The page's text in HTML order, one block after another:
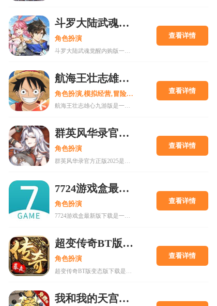
斗罗大陆武魂觉醒内购版
角色扮演
斗罗大陆武魂觉醒内购版一款最新公测的玄幻修仙手游，经典IP改编，游戏高度还原人物剧情，上线就送礼包，魂器魂环应有尽有，等级越高福利越多，收集角色搭配阵容，自动匹配真人玩家。18183手游网为您提供斗罗大陆武魂觉醒内购版下载。
查看详情
航海王壮志雄心九游版
角色扮演,模拟经营,冒险解谜
航海王壮志雄心九游版是一款腾讯魔方工作室制作的海贼王正版格斗手游，游戏玩法类似火影忍者手游，玩家可以在游戏中召集你喜欢的海贼王角色一起冒险，组建属于你的最强海贼团。游戏还原原作剧情故事，丰富的主线故事流程，再一次和草帽一伙踏上伟大航道。喜欢的快来18183下载吧~
查看详情
群英风华录官方正版2025
角色扮演
群英风华录官方正版2025是一款集策略、养成与冒险于一体的国风卡牌游戏，以三国背景为题材，玩家将在历史的洪流中书写属于自己的传奇篇章，通过招募群英，征战四方称霸天下。喜欢的快来18183下载吧~
查看详情
7724游戏盒最新版下载
角色扮演
7724游戏盒最新版下载是一款h5游戏盒子,使用该软件用户可以随意体验各种网页游戏,海量在线游戏资源,无需下载,无需pc即可游玩,更有上千款热门破解游戏可以在线畅玩.感兴趣的朋友可以来下载。
查看详情
超变传奇BT版变态版下载
角色扮演 查看详情
我和我的天宫0.1折免费版手游